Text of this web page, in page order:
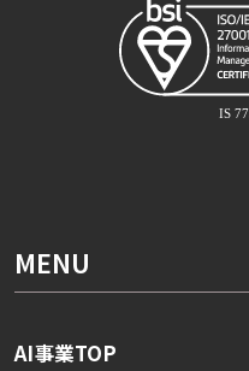
MENU
AI事業TOP